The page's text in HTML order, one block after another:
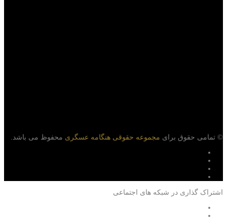
© تمامی حقوق برای مجموعه حقوقی هنگامه عسگری محفوظ می باشد.
اشتراک گذاری در شبکه های اجتماعی